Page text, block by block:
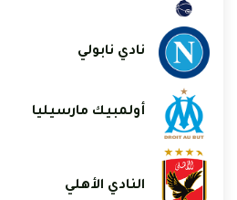
نادي نابولي
أولمبيك مارسيليا
النادي الأهلي